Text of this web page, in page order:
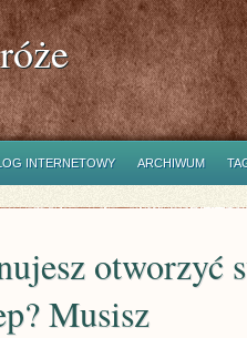
INTERNETOWY ARCHIWUM
otworzyć
Musisz